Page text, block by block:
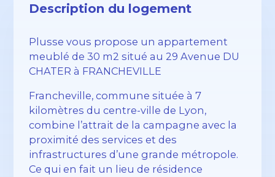
Description du logement
Plusse vous propose un appartement
meublé de 30 m2 situé au 29 Avenue DU
CHATER à FRANCHEVILLE
Francheville, commune située à 7
kilomètres du centre-ville de Lyon,
combine l’attrait de la campagne avec la
proximité des services et des
infrastructures d’une grande métropole.
Ce qui en fait un lieu de résidence